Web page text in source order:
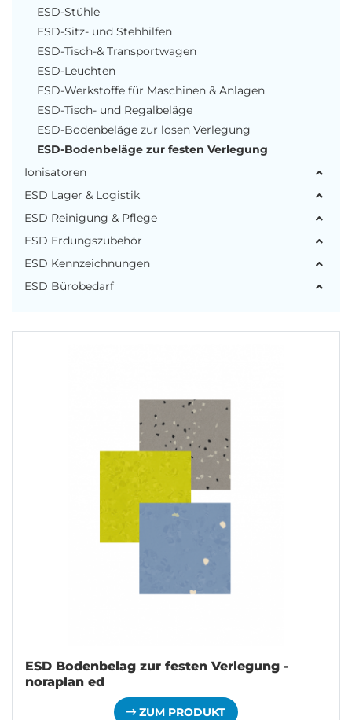
ESD-Stühle
ESD-Sitz- und Stehhilfen
ESD-Tisch-& Transportwagen
ESD-Leuchten
ESD-Werkstoffe für Maschinen & Anlagen
ESD-Tisch- und Regalbeläge
ESD-Bodenbeläge zur losen Verlegung
ESD-Bodenbeläge zur festen Verlegung
Ionisatoren
ESD Lager & Logistik
ESD Reinigung & Pflege
ESD Erdungszubehör
ESD Kennzeichnungen
ESD Bürobedarf
ESD Bodenbelag zur festen Verlegung -
noraplan ed
ZUM PRODUKT